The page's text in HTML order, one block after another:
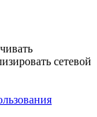
сетевой